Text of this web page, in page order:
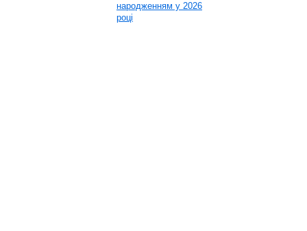
народженням у 2026
році